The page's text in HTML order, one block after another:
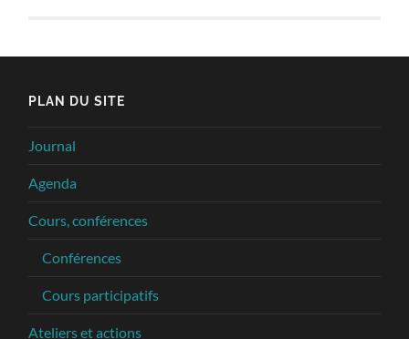
PLAN DU SITE
Journal
Agenda
Cours, conférences
Conférences
Cours participatifs
Ateliers et actions